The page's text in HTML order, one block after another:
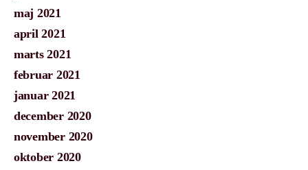
maj 2021
april 2021
marts 2021
februar 2021
januar 2021
december 2020
november 2020
oktober 2020